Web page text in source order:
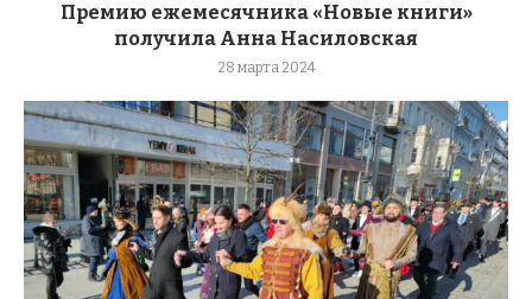
Премию ежемесячника «Новые книги»
получила Анна Насиловская
28 марта 2024